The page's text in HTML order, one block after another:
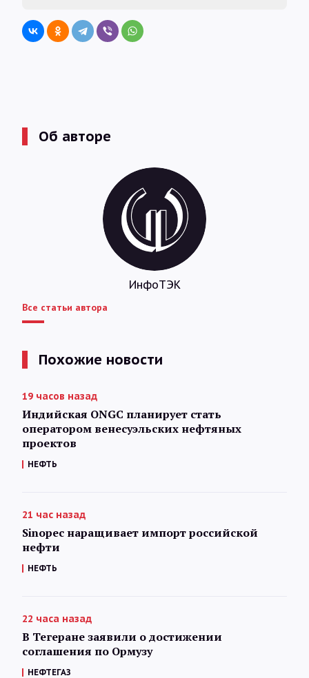
Об авторе
ИнфоТЭК
Все статьи автора
Похожие новости
19 часов назад
Индийская ONGC планирует стать
оператором венесуэльских нефтяных
проектов
НЕФТЬ
21 час назад
Sinopec наращивает импорт российской
нефти
НЕФТЬ
22 часа назад
В Тегеране заявили о достижении
соглашения по Ормузу
НЕФТЕГАЗ